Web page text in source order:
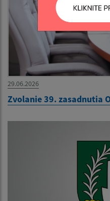
29.06.2026
Zvolanie 39. zasadnutia